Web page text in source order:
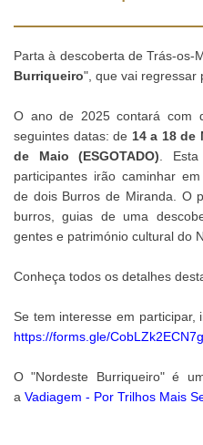
Parta à descoberta de Trás-os-
Burriqueiro", que vai regressar
O ano de 2025 contará com
seguintes datas: de 14 a 18 de
de Maio(ESGOTADO) .
participantes irão caminhar
de dois Burros de Miranda. O
burros, guias de uma
gentes e património cultural do
Conheça todos os detalhes
Se tem interesse em participar,
https://forms.gle/
O "Nordeste Burriqueiro" é
a Vadiagem - Por Trilhos Mais